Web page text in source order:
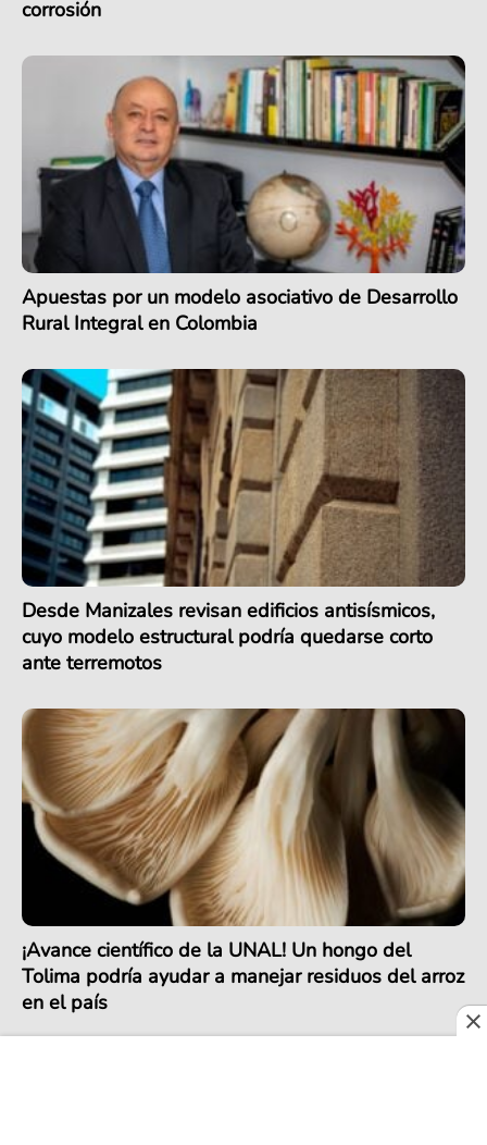
corrosión
Apuestas por un modelo asociativo de Desarrollo
Rural Integral en Colombia
Desde Manizales revisan edificios antisísmicos,
cuyo modelo estructural podría quedarse corto
ante terremotos
¡Avance científico de la UNAL! Un hongo del
Tolima podría ayudar a manejar residuos del arroz
en el país